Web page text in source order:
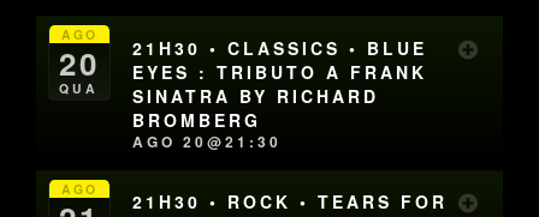
AGO
20
QUA
21H30 • CLASSICS • BLUE
EYES : TRIBUTO A FRANK
SINATRA BY RICHARD
BROMBERG
AGO 20@21:30
AGO
21H30 • ROCK • TEARS FOR